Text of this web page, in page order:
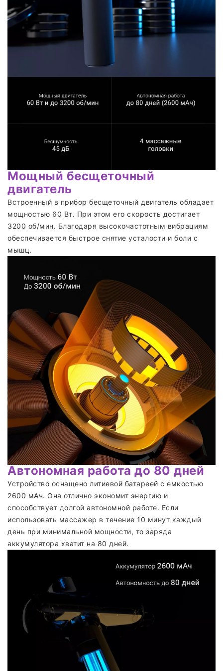
Мощный бесщеточный
двигатель
Встроенный в прибор бесщеточный двигатель обладает
мощностью 60 Вт. При этом его скорость достигает
3200 об/мин. Благодаря высокочастотным вибрациям
обеспечивается быстрое снятие усталости и боли с
мышц.
Автономная работа до 80 дней
Устройство оснащено литиевой батареей с емкостью
2600 мАч. Она отлично экономит энергию и
способствует долгой автономной работе. Если
использовать массажер в течение 10 минут каждый
день при минимальной мощности, то заряда
аккумулятора хватит на 80 дней.